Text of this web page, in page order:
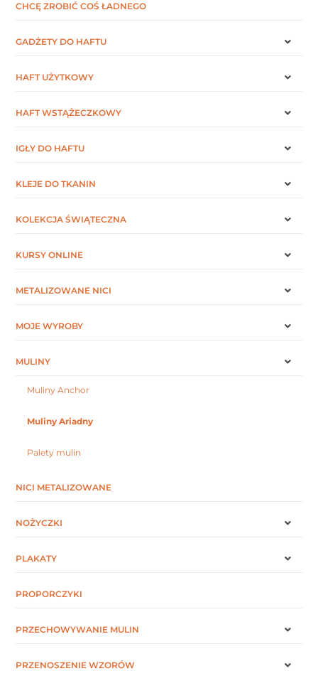
CHCĘ ZROBIĆ COŚ ŁADNEGO
GADŻETY DO HAFTU
HAFT UŻYTKOWY
HAFT WSTĄŻECZKOWY
IGŁY DO HAFTU
KLEJE DO TKANIN
KOLEKCJA ŚWIĄTECZNA
KURSY ONLINE
METALIZOWANE NICI
MOJE WYROBY
MULINY
Muliny Anchor
Muliny Ariadny
Palety mulin
NICI METALIZOWANE
NOŻYCZKI
PLAKATY
PROPORCZYKI
PRZECHOWYWANIE MULIN
PRZENOSZENIE WZORÓW